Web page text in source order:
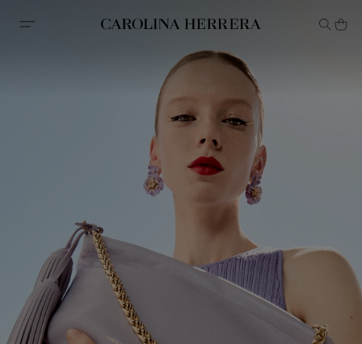
Erklärung zur Barrierefreiheit (Link)